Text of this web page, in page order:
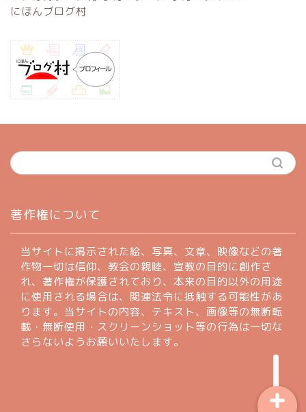
にほんブログ村
著作権について
当サイトに掲示された絵、写真、文章、映像などの著
作物一切は信仰、教会の親睦、宣教の目的に創作さ
れ、著作権が保護されており、本来の目的以外の用途
に使用される場合は、関連法令に抵触する可能性があ
ります。当サイトの内容、テキスト、画像等の無断転
載・無断使用・スクリーンショット等の行為は一切な
さらないようお願いいたします。
profile
著作権について
お問い合わせフォーム